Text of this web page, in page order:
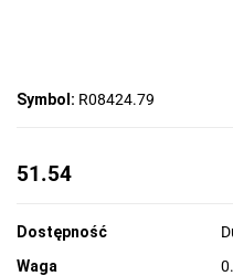
Symbol: R08424.79
51.54
Dostępność
Waga